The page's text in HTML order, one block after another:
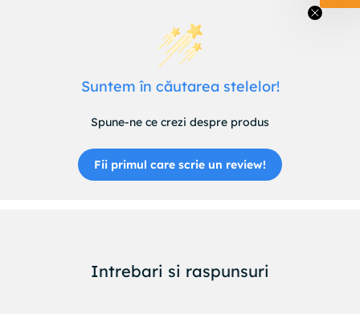
Suntem în căutarea stelelor!
Spune-ne ce crezi despre produs
Fii primul care scrie un review!
Intrebari si raspunsuri